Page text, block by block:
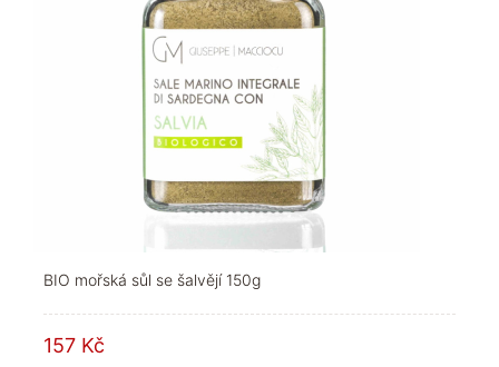
BIO mořská sůl se šalvějí 150g
157 Kč